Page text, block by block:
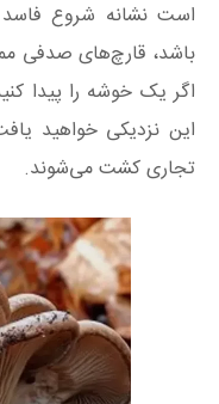
است نشانه شروع
باشد، قارچ‌های صدفی
اگر یک خوشه را پیدا
این نزدیکی خواهید
تجاری کشت می‌شوند.